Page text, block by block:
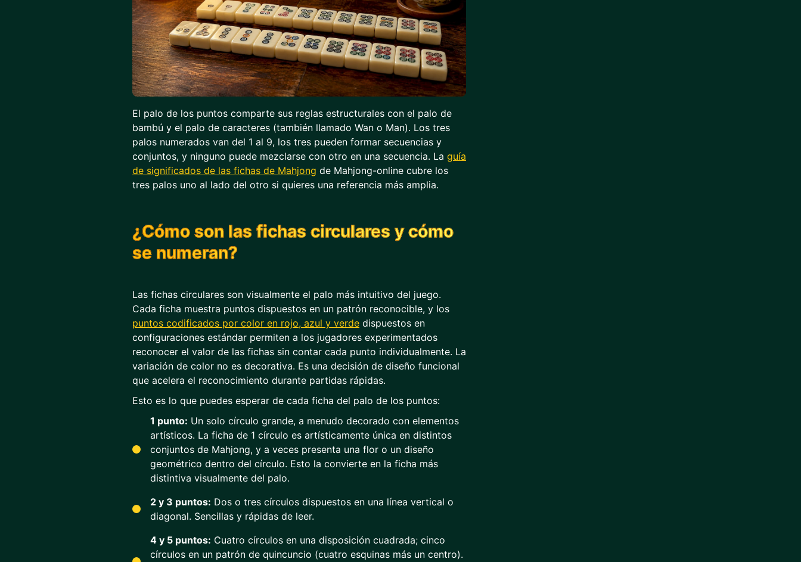
El palo de los puntos comparte sus reglas estructurales con el palo de
bambú y el palo de caracteres (también llamado Wan o Man). Los tres
palos numerados van del 1 al 9, los tres pueden formar secuencias y
conjuntos, y ninguno puede mezclarse con otro en una secuencia. La guía
de significados de las fichas de Mahjong de Mahjong-online cubre los
tres palos uno al lado del otro si quieres una referencia más amplia.
¿Cómo son las fichas circulares y cómo
se numeran?
Las fichas circulares son visualmente el palo más intuitivo del juego.
Cada ficha muestra puntos dispuestos en un patrón reconocible, y los
puntos codificados por color en rojo, azul y verde dispuestos en
configuraciones estándar permiten a los jugadores experimentados
reconocer el valor de las fichas sin contar cada punto individualmente. La
variación de color no es decorativa. Es una decisión de diseño funcional
que acelera el reconocimiento durante partidas rápidas.
Esto es lo que puedes esperar de cada ficha del palo de los puntos:
1 punto: Un solo círculo grande, a menudo decorado con elementos
artísticos. La ficha de 1 círculo es artísticamente única en distintos
conjuntos de Mahjong, y a veces presenta una flor o un diseño
geométrico dentro del círculo. Esto la convierte en la ficha más
distintiva visualmente del palo.
2 y 3 puntos: Dos o tres círculos dispuestos en una línea vertical o
diagonal. Sencillas y rápidas de leer.
4 y 5 puntos: Cuatro círculos en una disposición cuadrada; cinco
círculos en un patrón de quincuncio (cuatro esquinas más un centro).